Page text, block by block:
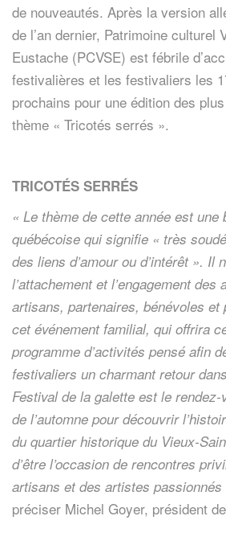
de nouveautés. Après la version
de l’an dernier, Patrimoine culturel
Eustache (PCVSE) est fébrile
festivalières et les festivaliers les
prochains pour une édition des
thème « Tricotés serrés ».
TRICOTÉS SERRÉS
« Le thème de cette année est une
québécoise qui signifie « très
des liens d’amour ou d’intérêt ». Il
l’attachement et l’engagement
artisans, partenaires, bénévoles et
cet événement familial, qui offrira
programme d’activités pensé afin
festivaliers un charmant retour
Festival de la galette est le
de l’automne pour découvrir
du quartier historique du Vieux-
d’être l’occasion de rencontres
artisans et des artistes passionnés
préciser Michel Goyer, président